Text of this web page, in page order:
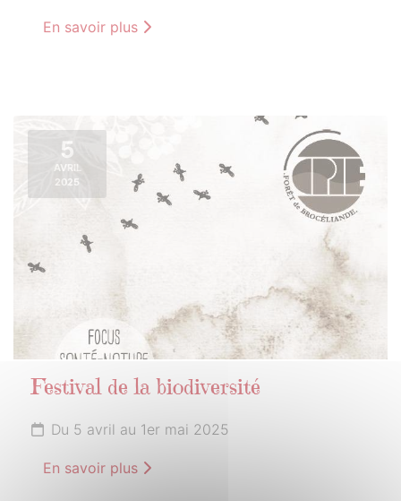
En savoir plus
5
AVRIL
2025
Festival de la biodiversité
Du 5 avril au 1er mai 2025
En savoir plus